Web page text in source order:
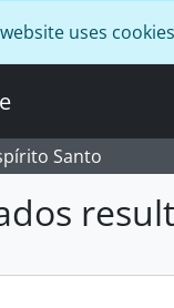
uses
Santo